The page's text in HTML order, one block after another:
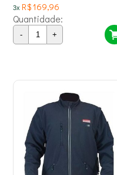
3x R$ 169,96
Quantidade:
- +